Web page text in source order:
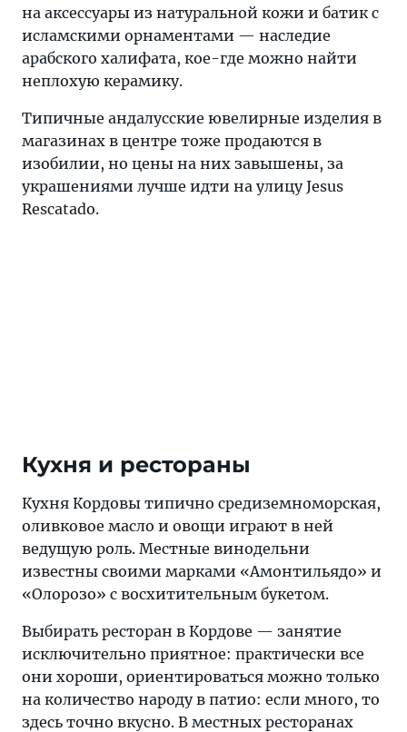
на аксессуары из натуральной кожи и батик с
исламскими орнаментами — наследие
арабского халифата, кое-где можно найти
неплохую керамику.
Типичные андалусские ювелирные изделия в
магазинах в центре тоже продаются в
изобилии, но цены на них завышены, за
украшениями лучше идти на улицу Jesus
Rescatado.
Кухня и рестораны
Кухня Кордовы типично средиземноморская,
оливковое масло и овощи играют в ней
ведущую роль. Местные винодельни
известны своими марками «Амонтильядо» и
«Олорозо» с восхитительным букетом.
Выбирать ресторан в Кордове — занятие
исключительно приятное: практически все
они хороши, ориентироваться можно только
на количество народу в патио: если много, то
здесь точно вкусно. В местных ресторанах